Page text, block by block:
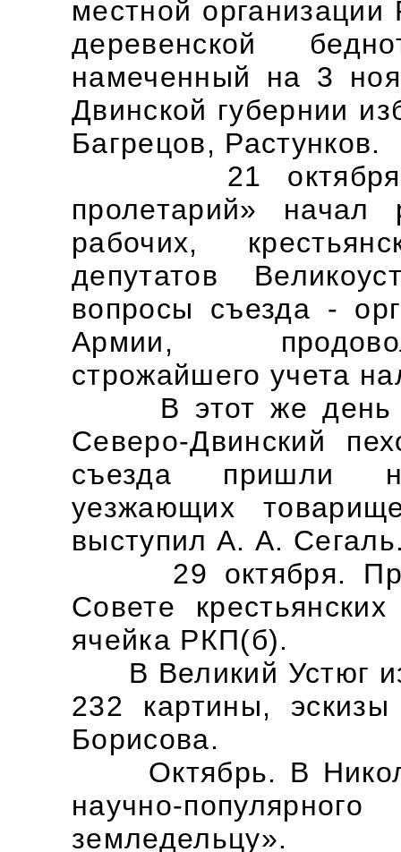
местной
деревенской
намеченный на 3
Двинской губернии
Багрецов, Растунков.
21 октября. В
пролетарий»
рабочих,
депутатов
вопросы съезда -
Армии,
строжайшего учета
В этот же день
Северо-Двинский
съезда пришли
уезжающих
выступил А. А.
29 октября. При
Совете
ячейка РКП(б).
В Великий Устюг из
232 картины,
Борисова.
Октябрь. В
научно-
земледельцу».